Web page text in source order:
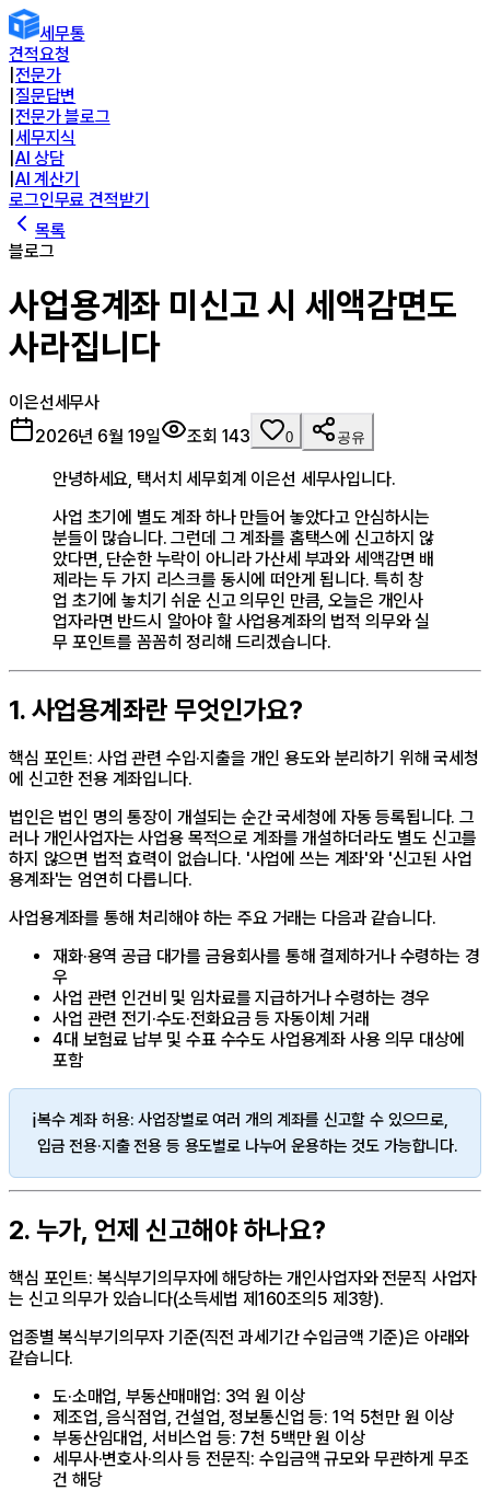
세무통
견적요청
전문가
질문답변
전문가 블로그
세무지식
AI 상담
AI 계산기
로그인무료 견적받기
목록
블로그
사업용계좌 미신고 시 세액감면도
사라집니다
이은선세무사
2026년 6월 19일
조회 143 0 공유
안녕하세요, 택서치 세무회계 이은선 세무사입니다.
사업 초기에 별도 계좌 하나 만들어 놓았다고 안심하시는
분들이 많습니다. 그런데 그 계좌를 홈택스에 신고하지 않
았다면, 단순한 누락이 아니라 가산세 부과와 세액감면 배
제라는 두 가지 리스크를 동시에 떠안게 됩니다. 특히 창
업 초기에 놓치기 쉬운 신고 의무인 만큼, 오늘은 개인사
업자라면 반드시 알아야 할 사업용계좌의 법적 의무와 실
무 포인트를 꼼꼼히 정리해 드리겠습니다.
1. 사업용계좌란 무엇인가요?
핵심 포인트: 사업 관련 수입·지출을 개인 용도와 분리하기 위해 국세청
에 신고한 전용 계좌입니다.
법인은 법인 명의 통장이 개설되는 순간 국세청에 자동 등록됩니다. 그
러나 개인사업자는 사업용 목적으로 계좌를 개설하더라도 별도 신고를
하지 않으면 법적 효력이 없습니다. '사업에 쓰는 계좌'와 '신고된 사업
용계좌'는 엄연히 다릅니다.
사업용계좌를 통해 처리해야 하는 주요 거래는 다음과 같습니다.
재화·용역 공급 대가를 금융회사를 통해 결제하거나 수령하는 경
우
사업 관련 인건비 및 임차료를 지급하거나 수령하는 경우
사업 관련 전기·수도·전화요금 등 자동이체 거래
4대 보험료 납부 및 수표 수수도 사업용계좌 사용 의무 대상에
포함
ℹ️복수 계좌 허용: 사업장별로 여러 개의 계좌를 신고할 수 있으므로,
입금 전용·지출 전용 등 용도별로 나누어 운용하는 것도 가능합니다.
2. 누가, 언제 신고해야 하나요?
핵심 포인트: 복식부기의무자에 해당하는 개인사업자와 전문직 사업자
는 신고 의무가 있습니다(소득세법 제160조의5 제3항).
업종별 복식부기의무자 기준(직전 과세기간 수입금액 기준)은 아래와
같습니다.
도·소매업, 부동산매매업: 3억 원 이상
제조업, 음식점업, 건설업, 정보통신업 등: 1억 5천만 원 이상
부동산임대업, 서비스업 등: 7천 5백만 원 이상
세무사·변호사·의사 등 전문직: 수입금액 규모와 무관하게 무조
건 해당